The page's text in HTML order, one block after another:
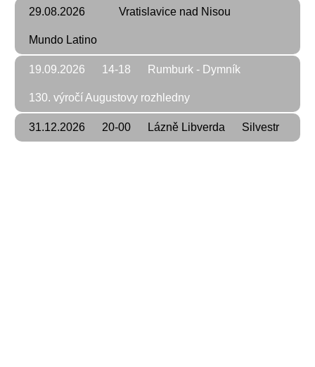
29.08.2026 Vratislavice nad Nisou
Mundo Latino
19.09.2026 14-18 Rumburk - Dymník
130. výročí Augustovy rozhledny
31.12.2026 20-00 Lázně Libverda Silvestr